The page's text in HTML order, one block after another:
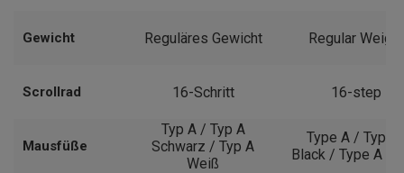
Gewicht
Scrollrad
Mausfüße
Reguläres Gewicht
16-Schritt
Typ A / Typ A
Schwarz / Typ A
Weiß
Regular Weight
16-step
Type A / Type
Black / Type A